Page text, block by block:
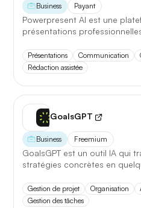
Business Payant
Powerpresent AI est une
présentations
Présentations Communication
Rédaction assistée
GoalsGPT
Business Freemium
GoalsGPT est un outil IA qui
stratégies concrètes en
Gestion de projet Organisation
Gestion des tâches